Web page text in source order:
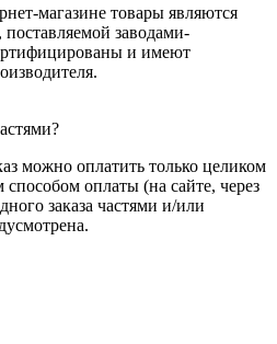
магазине товары являются
заводами-
и имеют
можно оплатить только целиком
оплаты (на сайте, через
заказа частями и/или